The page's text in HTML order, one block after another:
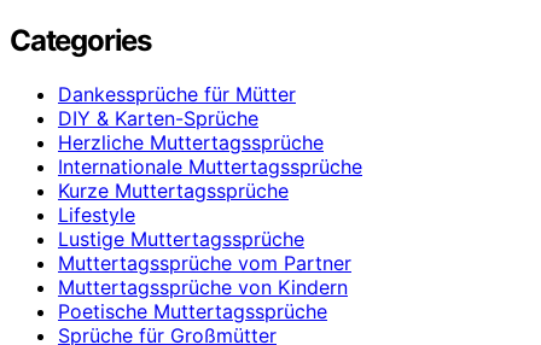
Categories
Dankessprüche für Mütter
DIY & Karten-Sprüche
Herzliche Muttertagssprüche
Internationale Muttertagssprüche
Kurze Muttertagssprüche
Lifestyle
Lustige Muttertagssprüche
Muttertagssprüche vom Partner
Muttertagssprüche von Kindern
Poetische Muttertagssprüche
Sprüche für Großmütter